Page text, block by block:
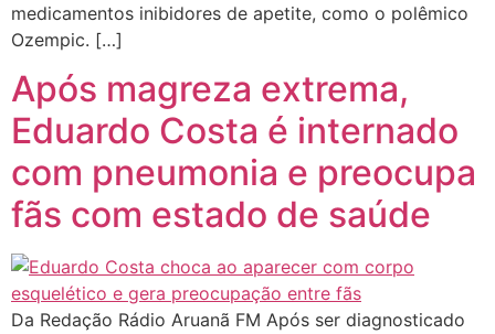
medicamentos inibidores de apetite, como o polêmico
Ozempic. […]
Após magreza extrema,
Eduardo Costa é internado
com pneumonia e preocupa
fãs com estado de saúde
Da Redação Rádio Aruanã FM Após ser diagnosticado